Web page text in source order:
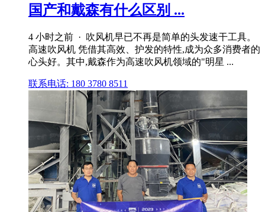
国产和戴森有什么区别 ...
4 小时之前 · 吹风机早已不再是简单的头发速干工具。
高速吹风机 凭借其高效、护发的特性,成为众多消费者的
心头好。其中,戴森作为高速吹风机领域的"明星 ...
联系电话: 180 3780 8511